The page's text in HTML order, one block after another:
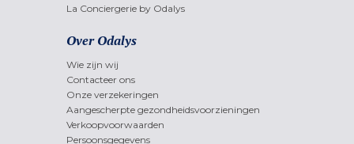
La Conciergerie by Odalys
Over Odalys
Wie zijn wij
Contacteer ons
Onze verzekeringen
Aangescherpte gezondheidsvoorzieningen
Verkoopvoorwaarden
Persoonsgegevens